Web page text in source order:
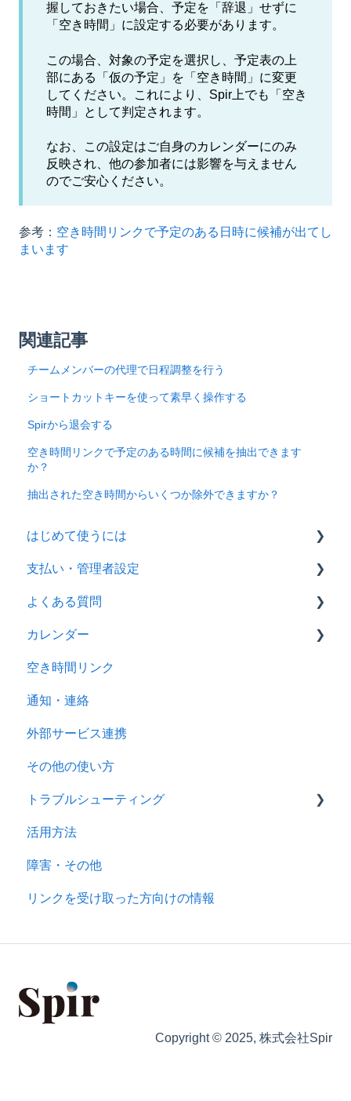
握しておきたい場合、予定を「辞退」せずに
「空き時間」に設定する必要があります。
この場合、対象の予定を選択し、予定表の上
部にある「仮の予定」を「空き時間」に変更
してください。これにより、Spir上でも「空き
時間」として判定されます。
なお、この設定はご自身のカレンダーにのみ
反映され、他の参加者には影響を与えません
のでご安心ください。
参考： 空き時間リンクで予定のある日時に候補が出てし
まいます
関連記事
チームメンバーの代理で日程調整を行う
ショートカットキーを使って素早く操作する
Spirから退会する
空き時間リンクで予定のある時間に候補を抽出できます
か？
抽出された空き時間からいくつか除外できますか？
はじめて使うには
最初の設定
Spirでの調整方法
支払い・管理者設定
設定
支払・決済
よくある質問
カレンダー
空き時間リンク
通知・連携
外部サービス連携
セキュリティ
トライアル
プラン・契約
アカウント・チーム設定
その他
カレンダー
カレンダーの設定
代理編集
空き時間リンク
通知・連絡
外部サービス連携
その他の使い方
トラブルシューティング
ユーザー登録・ログイン
カレンダー表示
日程調整
Web会議ツールとの連携
活用方法
障害・その他
リンクを受け取った方向けの情報
Copyright © 2025, 株式会社Spir